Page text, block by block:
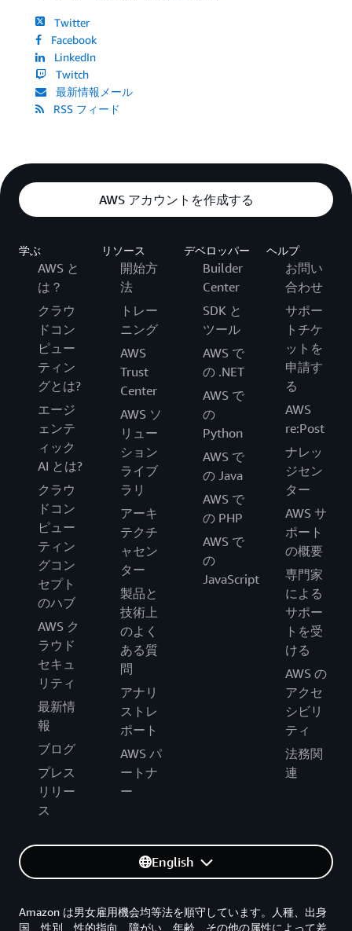
Twitter
Facebook
LinkedIn
Twitch
最新情報メール
RSS フィード
AWS アカウントを作成する
学ぶ
AWS と
は？
クラウ
ドコン
ピュー
ティン
グとは?
エージ
ェンテ
ィック
AI とは?
クラウ
ドコン
ピュー
ティン
グコン
セプト
のハブ
AWS ク
ラウド
セキュ
リティ
最新情
報
ブログ
プレス
リリー
ス
リソース
開始方
法
トレー
ニング
AWS
Trust
Center
AWS ソ
リュー
ション
ライブ
ラリ
アーキ
テクチ
ャセン
ター
製品と
技術上
のよく
ある質
問
アナリ
ストレ
ポート
AWS パ
ートナ
ー
デベロッパー
Builder
Center
SDK と
ツール
AWS で
の .NET
AWS で
の
Python
AWS で
の Java
AWS で
の PHP
AWS で
の
JavaScript
ヘルプ
お問い
合わせ
サポー
トチケ
ットを
申請す
る
AWS
re:Post
ナレッ
ジセン
ター
AWS サ
ポート
の概要
専門家
による
サポー
トを受
ける
AWS の
アクセ
シビリ
ティ
法務関
連
English
Amazon は男女雇用機会均等法を順守しています。人種、出身
国、性別、性的指向、障がい、年齢、その他の属性によって差